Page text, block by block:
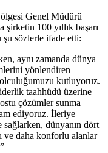
Genel Müdürü
şirketin 100 yıllık başarı
sözlerle ifade etti:
aynı zamanda dünya
yönlendiren
kutluyoruz.
taahhüdü üzerine
çözümler sunma
ediyoruz. İleriye
sağlarken, dünyanın dört
ve daha konforlu alanlar